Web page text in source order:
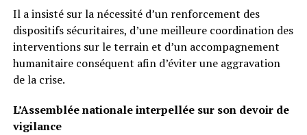
Il a insisté sur la nécessité d’un renforcement des
dispositifs sécuritaires, d’une meilleure coordination des
interventions sur le terrain et d’un accompagnement
humanitaire conséquent afin d’éviter une aggravation
de la crise.
L’Assemblée nationale interpellée sur son devoir de
vigilance